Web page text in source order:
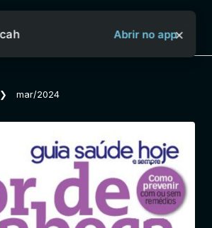
Sobre o Aya Bancah
Início
Revistas
Abrir no app×
❯ mar/2024